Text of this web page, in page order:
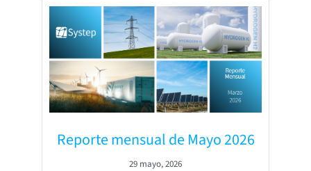
Reporte mensual de Mayo 2026
29 mayo, 2026